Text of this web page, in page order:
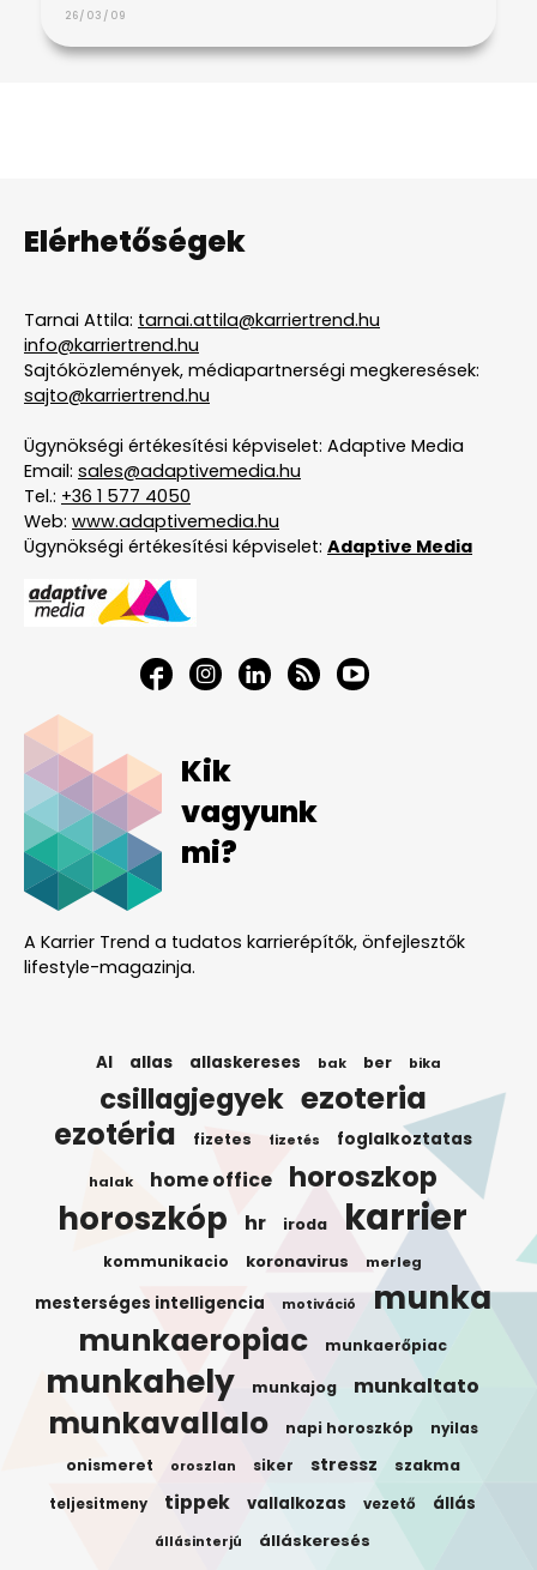
26/03/09
Elérhetőségek
Tarnai Attila: tarnai.attila@karriertrend.hu
info@karriertrend.hu
Sajtóközlemények, médiapartnerségi megkeresések:
sajto@karriertrend.hu
Ügynökségi értékesítési képviselet: Adaptive Media
Email: sales@adaptivemedia.hu
Tel.: +36 1 577 4050
Web: www.adaptivemedia.hu
Ügynökségi értékesítési képviselet: Adaptive Media
Kik
vagyunk
mi?
A Karrier Trend a tudatos karrierépítők, önfejlesztők
lifestyle-magazinja.
AI allas allaskereses bak ber bika
csillagjegyek ezoteria
ezotéria fizetes fizetés foglalkoztatas
halak home office horoszkop
horoszkóp hr iroda karrier
kommunikacio koronavirus merleg
mesterséges intelligencia motiváció munka
munkaeropiac munkaerőpiac
munkahely munkajog munkaltato
munkavallalo napi horoszkóp nyilas
onismeret oroszlan siker stressz szakma
teljesitmeny tippek vallalkozas vezető állás
állásinterjú álláskeresés